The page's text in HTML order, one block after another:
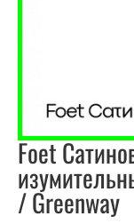
Foet
/ Greenway